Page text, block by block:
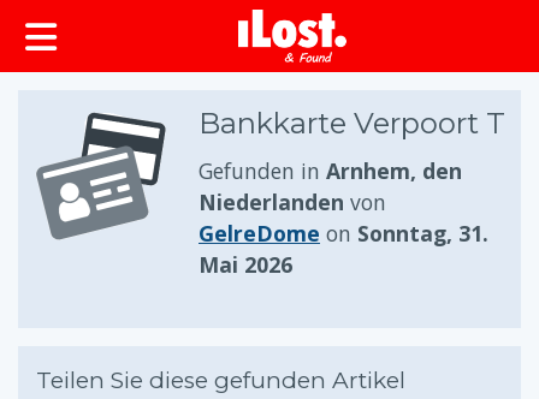
springen
Bankkarte Verpoort T
Gefunden in Arnhem, den
Niederlanden von
GelreDome on Sonntag, 31.
Mai 2026
Teilen Sie diese gefunden Artikel